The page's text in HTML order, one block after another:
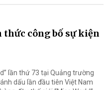
công bố sự kiện
lần thứ 73 tại Quảng trường
dấu lần đầu tiên Việt Nam